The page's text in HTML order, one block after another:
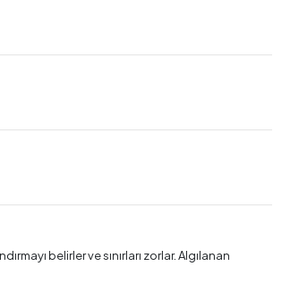
belirler ve sınırları zorlar. Algılanan